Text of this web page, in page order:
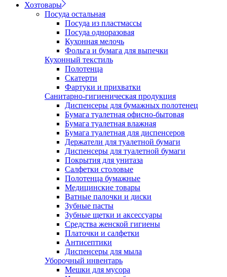
Хозтовары
Посуда остальная
Посуда из пластмассы
Посуда одноразовая
Кухонная мелочь
Фольга и бумага для выпечки
Кухонный текстиль
Полотенца
Скатерти
Фартуки и прихватки
Санитарно-гигиеническая продукция
Диспенсеры для бумажных полотенец
Бумага туалетная офисно-бытовая
Бумага туалетная влажная
Бумага туалетная для диспенсеров
Держатели для туалетной бумаги
Диспенсеры для туалетной бумаги
Покрытия для унитаза
Салфетки столовые
Полотенца бумажные
Медицинские товары
Ватные палочки и диски
Зубные пасты
Зубные щетки и аксессуары
Средства женской гигиены
Платочки и салфетки
Антисептики
Диспенсеры для мыла
Уборочный инвентарь
Мешки для мусора